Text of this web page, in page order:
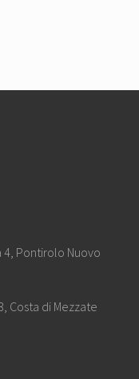
Pontirolo Nuovo
Costa di Mezzate